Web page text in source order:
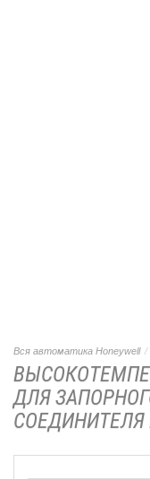
Вся автоматика Honeywell
ДЛЯ
СОЕДИНИТЕЛЯ